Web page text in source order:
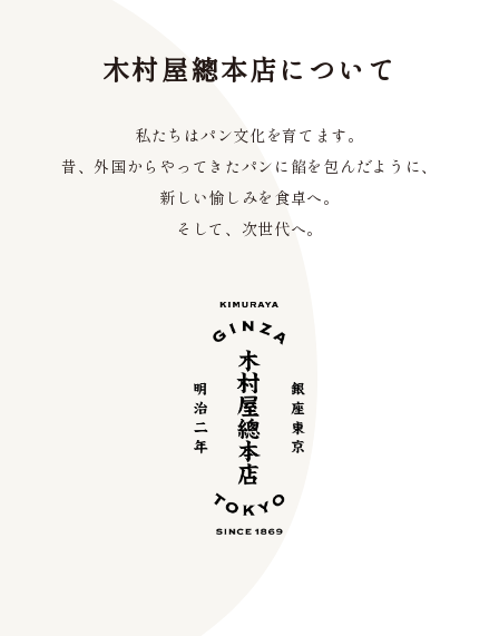
木村屋總本店について
私たちはパン文化を育てます。
昔、外国からやってきたパンに餡を包んだように、
新しい愉しみを食卓へ。
そして、次世代へ。